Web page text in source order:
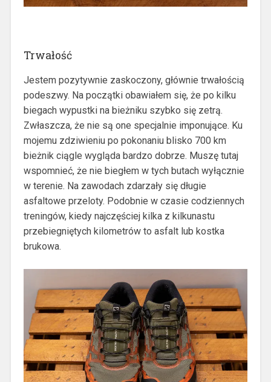
Trwałość
Jestem pozytywnie zaskoczony, głównie trwałością
podeszwy. Na początki obawiałem się, że po kilku
biegach wypustki na bieżniku szybko się zetrą.
Zwłaszcza, że nie są one specjalnie imponujące. Ku
mojemu zdziwieniu po pokonaniu blisko 700 km
bieżnik ciągle wygląda bardzo dobrze. Muszę tutaj
wspomnieć, że nie biegłem w tych butach wyłącznie
w terenie. Na zawodach zdarzały się długie
asfaltowe przeloty. Podobnie w czasie codziennych
treningów, kiedy najczęściej kilka z kilkunastu
przebiegniętych kilometrów to asfalt lub kostka
brukowa.